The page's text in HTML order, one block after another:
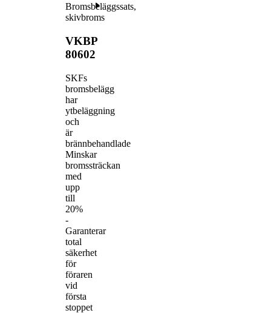
Bromsbeläggssats,
skivbroms
VKBP
80602
SKFs
bromsbelägg
har
ytbeläggning
och
är
brännbehandlade
Minskar
bromssträckan
med
upp
till
20%
-
Garanterar
total
säkerhet
för
föraren
vid
första
stoppet